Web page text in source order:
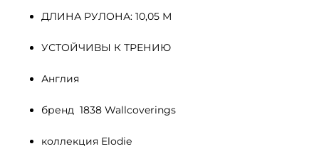
ДЛИНА РУЛОНА: 10,05 М
УСТОЙЧИВЫ К ТРЕНИЮ
Англия
бренд  1838 Wallcoverings
коллекция Elodie